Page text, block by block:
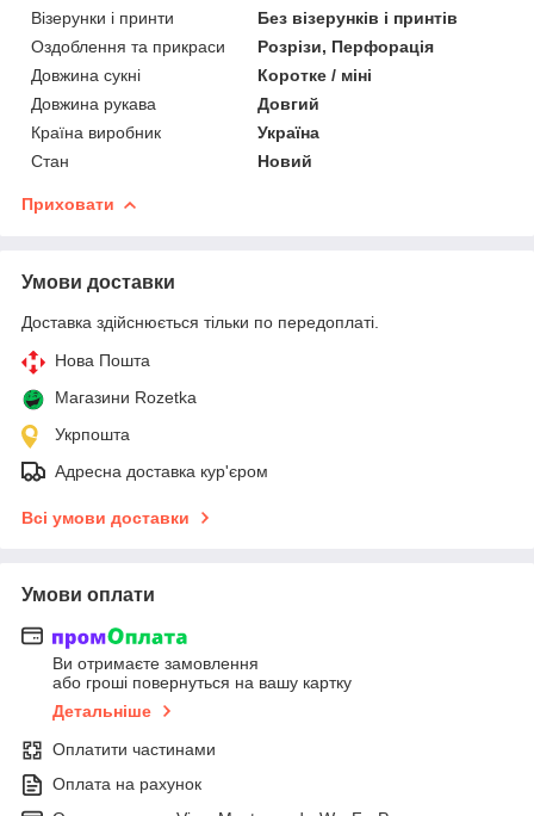
Візерунки і принти
Без візерунків і принтів
Оздоблення та прикраси
Розрізи, Перфорація
Довжина сукні
Коротке / міні
Довжина рукава
Довгий
Країна виробник
Україна
Стан
Новий
Приховати
Умови доставки
Доставка здійснюється тільки по передоплаті.
Нова Пошта
Магазини Rozetka
Укрпошта
Адресна доставка кур'єром
Всі умови доставки
Умови оплати
Ви отримаєте замовлення
або гроші повернуться на вашу картку
Детальніше
Оплатити частинами
Оплата на рахунок